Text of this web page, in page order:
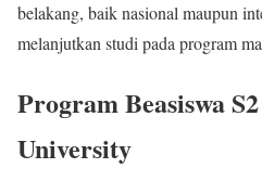
belakang, baik nasional maupun
melanjutkan studi pada program
Program Beasiswa
University